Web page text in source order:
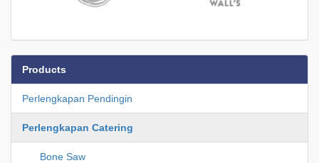
Products
Perlengkapan Pendingin
Perlengkapan Catering
Bone Saw